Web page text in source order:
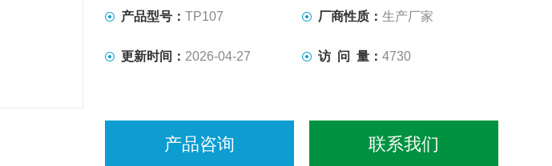
产品型号：TP107 厂商性质： 生产厂家
更新时间： 2026-04-27 访 问 量： 4730
产品咨询 联系我们